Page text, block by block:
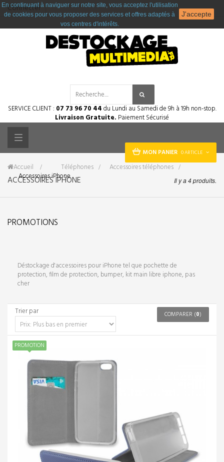
Connecter
MON PANIER 0 ARTICLE
SERVICE CLIENT : 07 73 96 70 44du Lundi au Samedi de 9h à 19h non-stop.
Livraison Gratuite. Paiement Sécurisé
Toggle
navigation
Accueil &gt; Téléphones >
Accessoires téléphones
>
Accessoires iPhone
PROMOTIONS
ACCESSOIRES IPHONE Il y a 4 produits.
Déstockage d'accessoires pour iPhone tel que pochette de
protection, film de protection, bumper, kit main libre iphone, pas
cher
Trier par COMPARER (0)
PROMOTION
En continuant à naviguer sur notre site, vous acceptez l'utilisation
de cookies pour vous proposer des services et offres adaptés à
vos centres d'intérêts.
J'accepte